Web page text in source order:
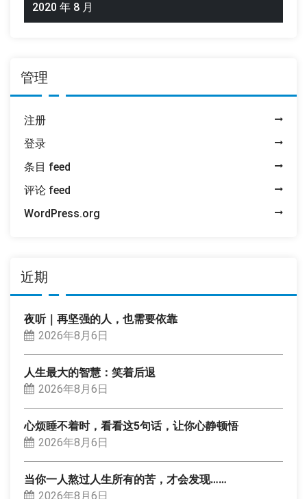
2020 年 8 月
管理
注册
登录
条目 feed
评论 feed
WordPress.org
近期
夜听｜再坚强的人，也需要依靠
2026年8月6日
人生最大的智慧：笑着后退
2026年8月6日
心烦睡不着时，看看这5句话，让你心静顿悟
2026年8月6日
当你一人熬过人生所有的苦，才会发现……
2026年8月6日